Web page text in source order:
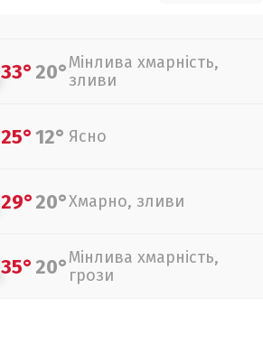
33°20°Мінлива хмарність,
зливи
25°12° Ясно
29°20°Хмарно, зливи
35°20°Мінлива хмарність,
грози